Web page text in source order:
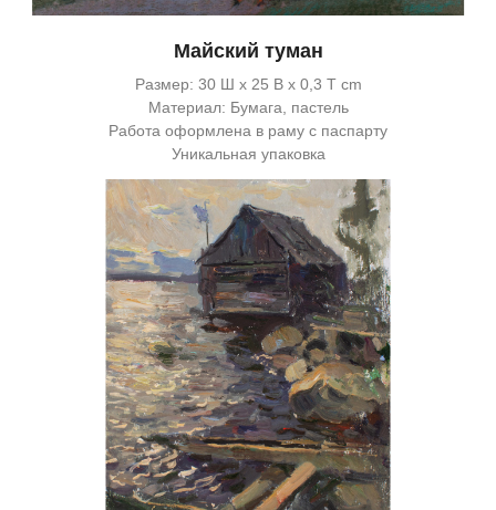
Майский туман
Размер: 30 Ш x 25 В x 0,3 Т cm
Материал: Бумага, пастель
Работа оформлена в раму с паспарту
Уникальная упаковка